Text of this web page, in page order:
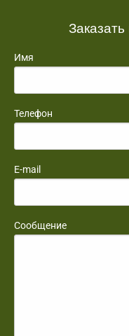
Имя
Телефон
E-mail
Сообщение